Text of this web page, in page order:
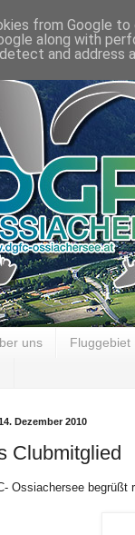
uns Fluggebiet
Dezember 2010
Clubmitglied
Ossiachersee
from Google
along with
and address